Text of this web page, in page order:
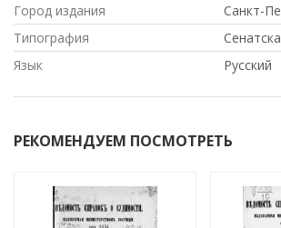
Город издания
Санкт-
Типография
Язык
Русский
РЕКОМЕНДУЕМ ПОСМОТРЕТЬ